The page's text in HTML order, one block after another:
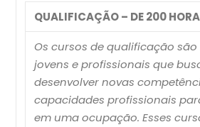
QUALIFICAÇÃO – DE 200
Os cursos de qualificação
jovens e profissionais que
desenvolver novas
capacidades profissionais
em uma ocupação. Esses